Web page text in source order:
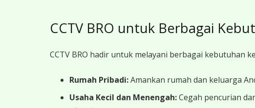
CCTV BRO untuk Berbagai
CCTV BRO hadir untuk melayani berbagai kebutuhan
Rumah Pribadi:Amankan rumah dan keluarga
Usaha Kecil dan Menengah:Cegah pencurian